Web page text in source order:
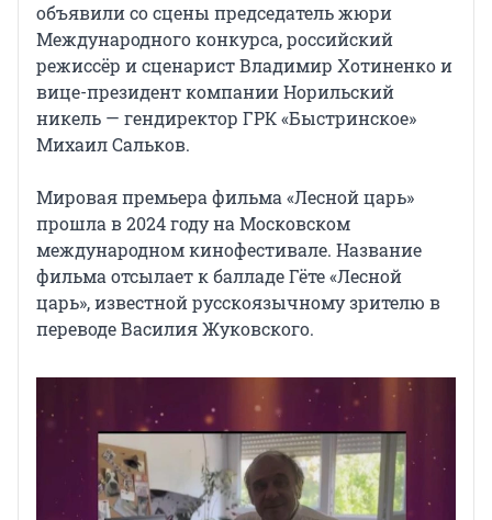
объявили со сцены председатель жюри
Международного конкурса, российский
режиссёр и сценарист Владимир Хотиненко и
вице-президент компании Норильский
никель — гендиректор ГРК «Быстринское»
Михаил Сальков.
Мировая премьера фильма «Лесной царь»
прошла в 2024 году на Московском
международном кинофестивале. Название
фильма отсылает к балладе Гёте «Лесной
царь», известной русскоязычному зрителю в
переводе Василия Жуковского.